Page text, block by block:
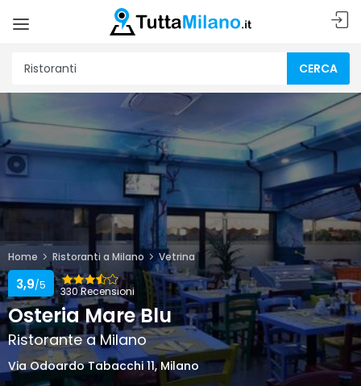
CERCA
Home Ristoranti a Milano Vetrina
330 Recensioni
3,9/5
Osteria Mare Blu
Ristorante a Milano
Via Odoardo Tabacchi 11, Milano